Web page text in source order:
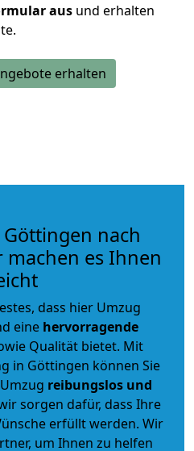
aus und erhalten
erhalten
nach
machen es Ihnen
dass hier Umzug
eine hervorragende
Qualität bietet. Mit
in Göttingen können Sie
reibungslos und
sorgen dafür, dass Ihre
erfüllt werden. Wir
um Ihnen zu helfen